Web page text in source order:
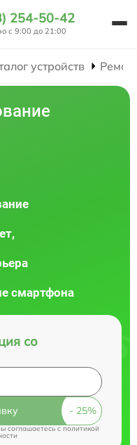
254-50-42
с 9:00 до 21:00
устройств
смартфона
со
соглашаетесь cполитикой